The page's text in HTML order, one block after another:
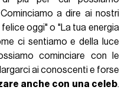
a dire ai nostri
oggi" o "La tua energia
ci sentiamo e della luce
cominciare con le
ai conoscenti e forse
anche con una celeb.